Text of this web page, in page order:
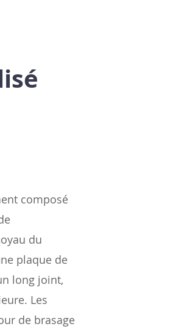
composé
du
plaque de
long joint,
Les
de brasage